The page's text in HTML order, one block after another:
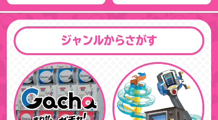
ジャンルからさがす